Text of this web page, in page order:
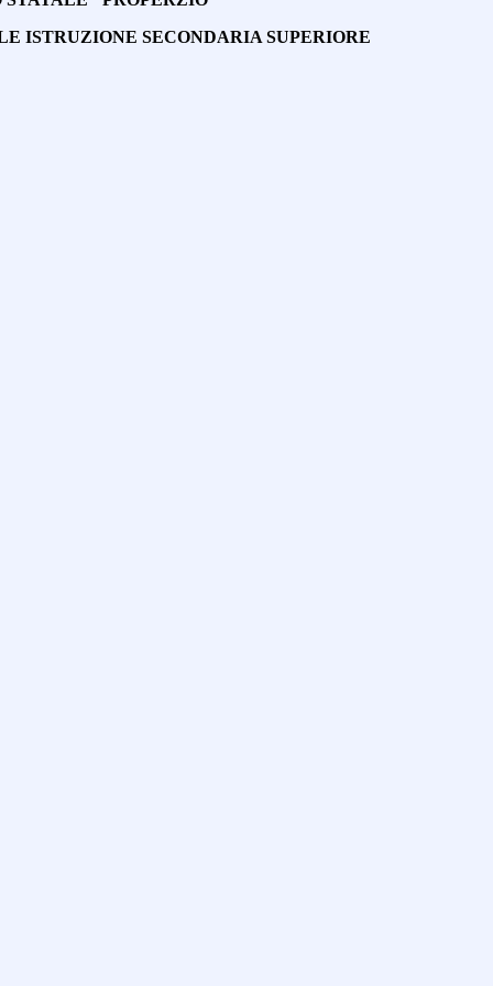
ISTRUZIONE SECONDARIA SUPERIORE